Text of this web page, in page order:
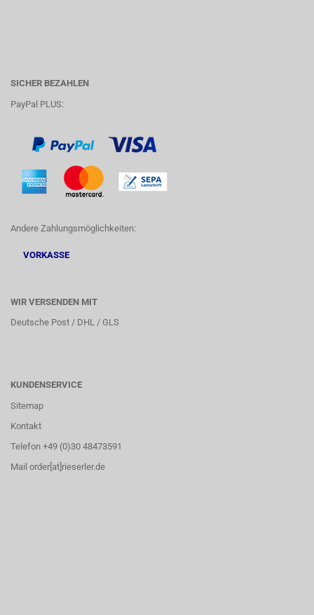
SICHER BEZAHLEN
PayPal PLUS:
Andere Zahlungsmöglichkeiten:
VORKASSE
WIR VERSENDEN MIT
Deutsche Post / DHL / GLS
KUNDENSERVICE
Sitemap
Kontakt
Telefon +49 (0)30 48473591
Mail order[at]rieserler.de